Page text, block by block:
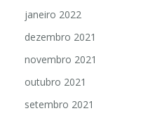
janeiro 2022
dezembro 2021
novembro 2021
outubro 2021
setembro 2021